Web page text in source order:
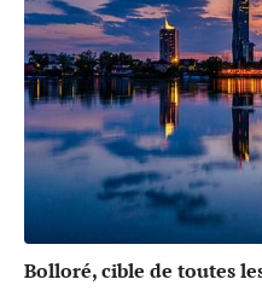
Bolloré, cible de toutes